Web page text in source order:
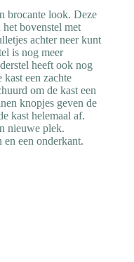
brocante look. Deze
bovenstel met
achter neer kunt
is nog meer
heeft ook nog
een zachte
om de kast een
knopjes geven de
kast helemaal af.
nieuwe plek.
en een onderkant.